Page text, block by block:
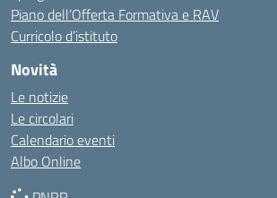
Piano dell’Offerta Formativa e RAV
Curricolo d’istituto
Novità
Le notizie
Le circolari
Calendario eventi
Albo Online